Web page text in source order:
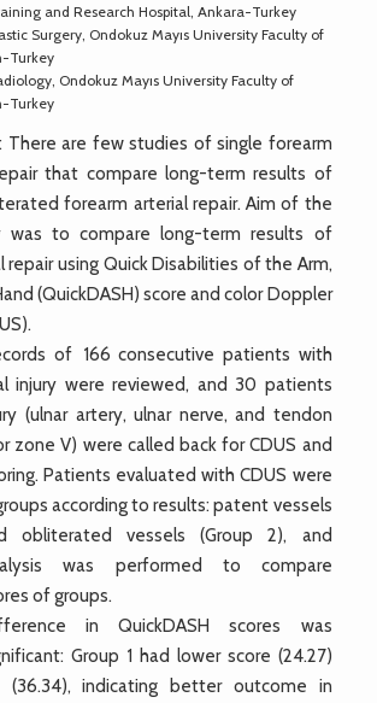
and Research Hospital, Ankara-Turkey
Surgery, Ondokuz Mayıs University Faculty of
Turkey
Ondokuz Mayıs University Faculty of
Turkey
There are few studies of single forearm
that compare long-term results of
forearm arterial repair. Aim of the
was to compare long-term results of
repair using Quick Disabilities of the Arm,
(QuickDASH) score and color Doppler
of 166 consecutive patients with
injury were reviewed, and 30 patients
(ulnar artery, ulnar nerve, and tendon
zone V) were called back for CDUS and
Patients evaluated with CDUS were
according to results: patent vessels
obliterated vessels (Group 2), and
was performed to compare
of groups.
in QuickDASH scores was
Group 1 had lower score (24.27)
(36.34), indicating better outcome in